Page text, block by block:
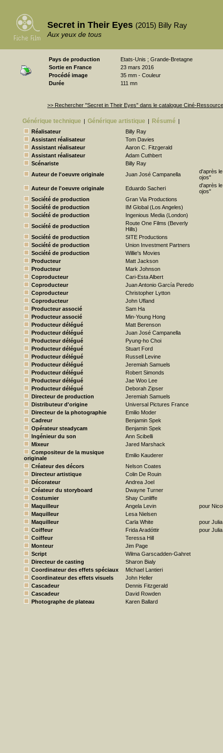
Secret in Their Eyes (2015) Billy Ray
Aux yeux de tous
Pays de production
Etats-Unis ; Grande-Bretagne
Sortie en France
23 mars 2016
Procédé image
35 mm - Couleur
Durée
111 mn
>> Rechercher "Secret in Their Eyes" dans le catalogue Ciné-
Générique technique | Générique artistique | Résumé |
Réalisateur
Billy Ray
Assistant réalisateur
Tom Davies
Assistant réalisateur
Aaron C. Fitzgerald
Assistant réalisateur
Adam Cuthbert
Scénariste
Billy Ray
Auteur de l'oeuvre originale
Juan José Campanella
d'après
ojos"
Auteur de l'oeuvre originale
Eduardo Sacheri
d'après
ojos"
Société de production
Gran Via Productions
Société de production
IM Global (Los Angeles)
Société de production
Ingenious Media (London)
Société de production
Route One Films (Beverly
Hills)
Société de production
SITE Productions
Société de production
Union Investment Partners
Société de production
Willie's Movies
Producteur
Matt Jackson
Producteur
Mark Johnson
Coproducteur
Cari-Esta Albert
Coproducteur
Juan Antonio García Peredo
Coproducteur
Christopher Lytton
Coproducteur
John Ufland
Producteur associé
Sam Ha
Producteur associé
Min-Young Hong
Producteur délégué
Matt Berenson
Producteur délégué
Juan José Campanella
Producteur délégué
Pyung-ho Choi
Producteur délégué
Stuart Ford
Producteur délégué
Russell Levine
Producteur délégué
Jeremiah Samuels
Producteur délégué
Robert Simonds
Producteur délégué
Jae Woo Lee
Producteur délégué
Deborah Zipser
Directeur de production
Jeremiah Samuels
Distributeur d'origine
Universal Pictures France
Directeur de la photographie
Emilio Moder
Cadreur
Benjamin Spek
Opérateur steadycam
Benjamin Spek
Ingénieur du son
Ann Scibelli
Mixeur
Jared Marshack
Compositeur de la musique
originale
Emilio Kauderer
Créateur des décors
Nelson Coates
Directeur artistique
Colin De Rouin
Décorateur
Andrea Joel
Créateur du storyboard
Dwayne Turner
Costumier
Shay Cunliffe
Maquilleur
Angela Levin
pour
Maquilleur
Lesa Nielsen
Maquilleur
Carla White
pour
Coiffeur
Frida Aradóttir
pour
Coiffeur
Teressa Hill
Monteur
Jim Page
Script
Wilma Garscadden-Gahret
Directeur de casting
Sharon Bialy
Coordinateur des effets spéciaux
Michael Lantieri
Coordinateur des effets visuels
John Heller
Cascadeur
Dennis Fitzgerald
Cascadeur
David Rowden
Photographe de plateau
Karen Ballard